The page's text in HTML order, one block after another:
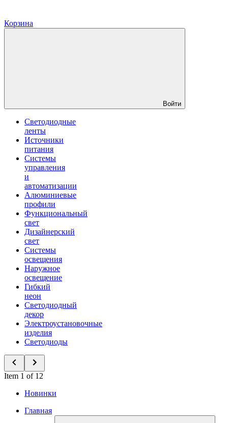
Корзина
Войти
Светодиодные
ленты
Источники
питания
Системы
управления
и
автоматизации
Алюминиевые
профили
Функциональный
свет
Дизайнерский
свет
Системы
освещения
Наружное
освещение
Гибкий
неон
Светодиодный
декор
Электроустановочные
изделия
Светодиоды
Item 1 of 12
Новинки
Главная